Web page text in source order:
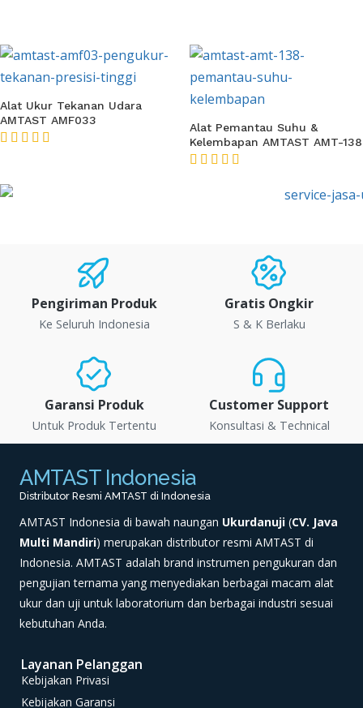
Alat Ukur Tekanan Udara
AMTAST AMF033
Alat Pemantau Suhu &
Kelembapan AMTAST AMT-138
Pengiriman Produk
Ke Seluruh Indonesia
Gratis Ongkir
S & K Berlaku
Garansi Produk
Untuk Produk Tertentu
Customer Support
Konsultasi & Technical
AMTAST Indonesia
Distributor Resmi AMTAST di Indonesia
AMTAST Indonesia di bawah naungan Ukurdanuji (CV. Java
Multi Mandiri) merupakan distributor resmi AMTAST di
Indonesia. AMTAST adalah brand instrumen pengukuran dan
pengujian ternama yang menyediakan berbagai macam alat
ukur dan uji untuk laboratorium dan berbagai industri sesuai
kebutuhan Anda.
Layanan Pelanggan
Kebijakan Privasi
Kebijakan Garansi